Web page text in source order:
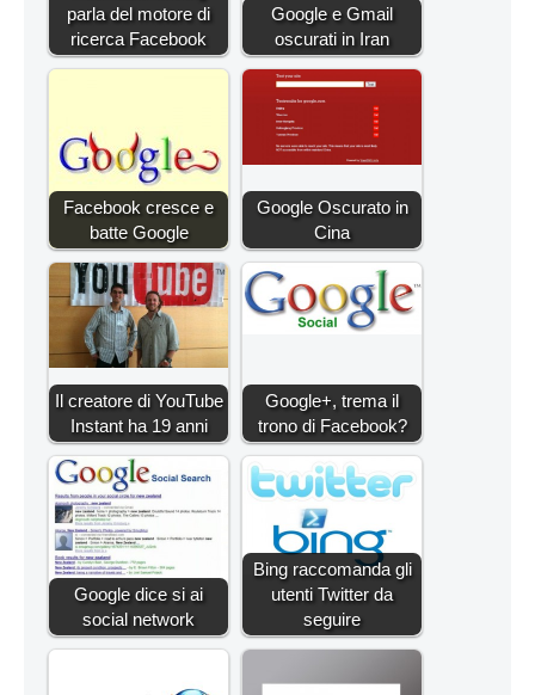
parla del motore di
ricerca Facebook
Google e Gmail
oscurati in Iran
Facebook cresce e
batte Google
Google Oscurato in
Cina
Il creatore di YouTube
Instant ha 19 anni
Google+, trema il
trono di Facebook?
Google dice si ai
social network
Bing raccomanda gli
utenti Twitter da
seguire